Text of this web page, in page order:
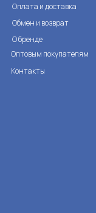
Оплата и доставка
О бренде
Контакты
Оптовым покупателям
Обмен и возврат